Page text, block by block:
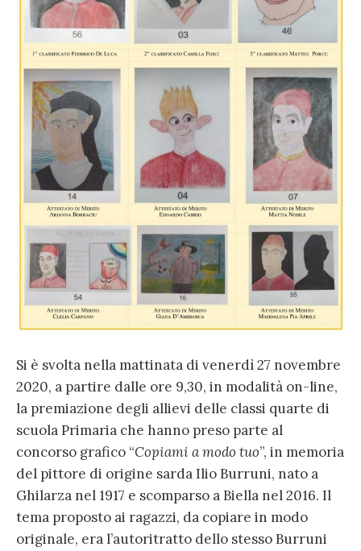
Si è svolta nella mattinata di venerdì 27 novembre
2020, a partire dalle ore 9,30, in modalità on-line,
la premiazione degli allievi delle classi quarte di
scuola Primaria che hanno preso parte al
concorso grafico “Copiami a modo tuo”, in memoria
del pittore di origine sarda Ilio Burruni, nato a
Ghilarza nel 1917 e scomparso a Biella nel 2016. Il
tema proposto ai ragazzi, da copiare in modo
originale, era l’autoritratto dello stesso Burruni